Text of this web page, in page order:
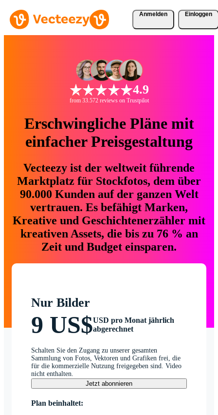
Anmelden Einloggen
4.9
from 33.572 reviews on Trustpilot
Erschwingliche Pläne mit
einfacher Preisgestaltung
Vecteezy ist der weltweit führende
Marktplatz für Stockfotos, dem über
90.000 Kunden auf der ganzen Welt
vertrauen. Es befähigt Marken,
Kreative und Geschichtenerzähler mit
kreativen Assets, die bis zu 76 % an
Zeit und Budget einsparen.
Nur Bilder
9 US$USD pro Monat jährlich
abgerechnet
Schalten Sie den Zugang zu unserer gesamten
Sammlung von Fotos, Vektoren und Grafiken frei, die
für die kommerzielle Nutzung freigegeben sind. Video
nicht enthalten.
Jetzt abonnieren
Plan beinhaltet: